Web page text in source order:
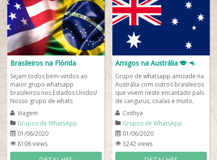
Brasileiros na Flórida
Sejam todos bem-vindos ao
maior grupo whatsapp
brasileiros nos Estados Unidos!
Nosso grupo de whats
internacional é para você que
deseja se aventurar nos...
Viagem
Grupos de WhatsApp
estrangeiros
01/06/2020
8106 views
Amigos na Austrália 🐨 🦘
Grupo de whatsapp amizade na
Austrália com outros brasileiros
que vivem neste encantado país
de cangurus, coalas e muito,
muito encanto natural. Para
você...
Cinthya
Grupos de WhatsApp
estrangeiros
01/06/2020
3242 views